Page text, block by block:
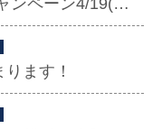
4/19(金）スタート！
ます！